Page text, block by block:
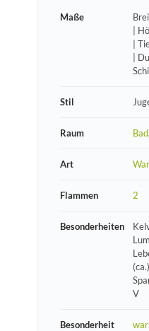
Maße
|
|
|
Stil
Raum Bad
Art
Flammen 2
Besonderheiten
V
Besonderheit